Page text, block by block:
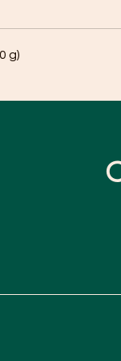
g)